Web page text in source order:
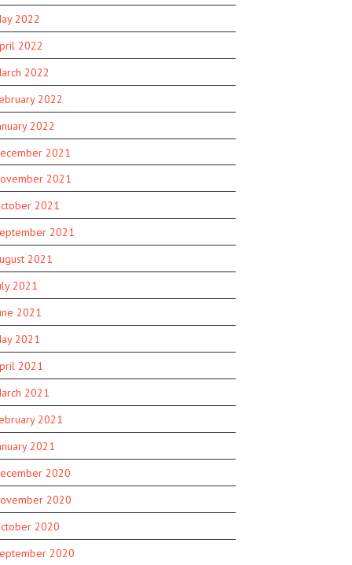
2022
2022
2022
2022
2022
2021
2021
2021
2021
2021
2021
2021
2021
2021
2021
2021
2021
2020
2020
2020
2020